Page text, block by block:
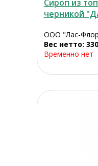
Сироп из
черникой
ООО "Лас-
Вес нетто:
Временно нет